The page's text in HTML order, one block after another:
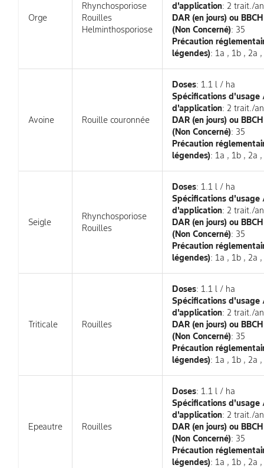
Orge
Rhynchosporiose
Rouilles
Helminthosporiose
d'application: 2 trait./an
DAR (en jours) ou
(Non Concerné): 35
Précaution
légendes): 1a , 1b , 2a
Avoine Rouille couronnée
Doses: 1.1 l / ha
Spécifications d'usage
d'application: 2 trait./an
DAR (en jours) ou
(Non Concerné): 35
Précaution
légendes): 1a , 1b , 2a
Seigle
Rhynchosporiose
Rouilles
Doses: 1.1 l / ha
Spécifications d'usage
d'application: 2 trait./an
DAR (en jours) ou
(Non Concerné): 35
Précaution
légendes): 1a , 1b , 2a
Triticale Rouilles
Doses: 1.1 l / ha
Spécifications d'usage
d'application: 2 trait./an
DAR (en jours) ou
(Non Concerné): 35
Précaution
légendes): 1a , 1b , 2a
Epeautre Rouilles
Doses: 1.1 l / ha
Spécifications d'usage
d'application: 2 trait./an
DAR (en jours) ou
(Non Concerné): 35
Précaution
légendes): 1a , 1b , 2a